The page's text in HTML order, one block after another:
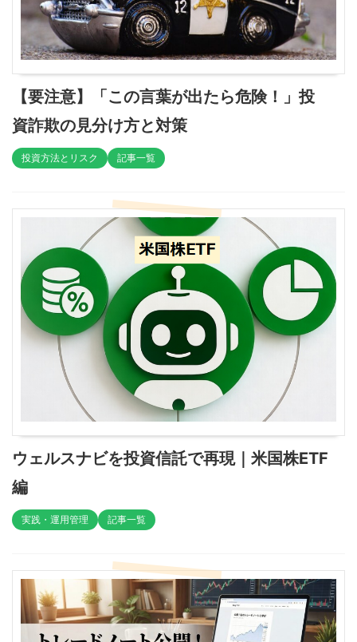
【要注意】「この言葉が出たら危険！」投
資詐欺の見分け方と対策
投資方法とリスク 記事一覧
ウェルスナビを投資信託で再現｜米国株ETF
編
実践・運用管理 記事一覧